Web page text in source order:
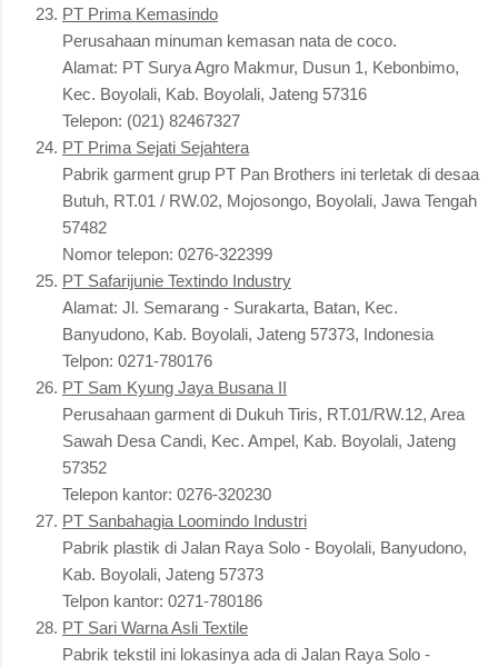
PT Prima Kemasindo
Perusahaan minuman kemasan nata de coco.
Alamat: PT Surya Agro Makmur, Dusun 1, Kebonbimo,
Kec. Boyolali, Kab. Boyolali, Jateng 57316
Telepon: (021) 82467327
PT Prima Sejati Sejahtera
Pabrik garment grup PT Pan Brothers ini terletak di desaa
Butuh, RT.01 / RW.02, Mojosongo, Boyolali, Jawa Tengah
57482
Nomor telepon: 0276-322399
PT Safarijunie Textindo Industry
Alamat: Jl. Semarang - Surakarta, Batan, Kec.
Banyudono, Kab. Boyolali, Jateng 57373, Indonesia
Telpon: 0271-780176
PT Sam Kyung Jaya Busana II
Perusahaan garment di Dukuh Tiris, RT.01/RW.12, Area
Sawah Desa Candi, Kec. Ampel, Kab. Boyolali, Jateng
57352
Telepon kantor: 0276-320230
PT Sanbahagia Loomindo Industri
Pabrik plastik di Jalan Raya Solo - Boyolali, Banyudono,
Kab. Boyolali, Jateng 57373
Telpon kantor: 0271-780186
PT Sari Warna Asli Textile
Pabrik tekstil ini lokasinya ada di Jalan Raya Solo -